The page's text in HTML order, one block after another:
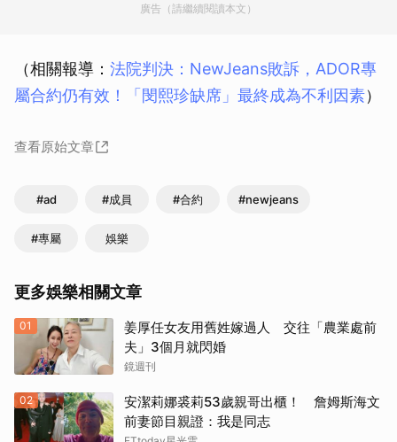
廣告（請繼續閱讀本文）
（相關報導： 法院判決：NewJeans敗訴，ADOR專
屬合約仍有效！「閔熙珍缺席」最終成為不利因素）
查看原始文章
#ad #成員 #合約 #newjeans
#專屬 娛樂
更多娛樂相關文章
01
姜厚任女友用舊姓嫁過人 交往「農業處前
夫」3個月就閃婚
鏡週刊
02
安潔莉娜裘莉53歲親哥出櫃！ 詹姆斯海文
前妻節目親證：我是同志